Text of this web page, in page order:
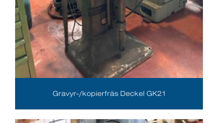
Gravyr-/kopierfräs Deckel GK21